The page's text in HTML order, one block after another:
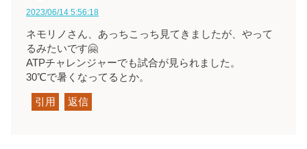
2023/06/14 5:56:18
ネモリノさん、あっちこっち見てきましたが、やって
るみたいです🤗
ATPチャレンジャーでも試合が見られました。
30℃で暑くなってるとか。
引用 返信